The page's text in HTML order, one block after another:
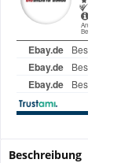
Beschreibung